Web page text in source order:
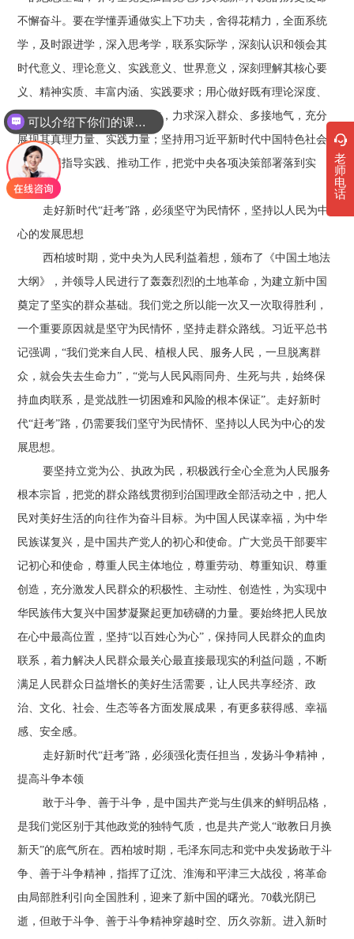
不懈奋斗。要在学懂弄通做实上下功夫，舍得花精力，全面系统
学，及时跟进学，深入思考学，联系实际学，深刻认识和领会其
时代意义、理论意义、实践意义、世界意义，深刻理解其核心要
义、精神实质、丰富内涵、实践要求；用心做好既有理论深度、
又有情感温度的宣传阐释工作，力求深入群众、多接地气，充分
展现其真理力量、实践力量；坚持用习近平新时代中国特色社会
主义思想指导实践、推动工作，把党中央各项决策部署落到实
处。
走好新时代“赶考”路，必须坚守为民情怀，坚持以人民为中
心的发展思想
西柏坡时期，党中央为人民利益着想，颁布了《中国土地法
大纲》，并领导人民进行了轰轰烈烈的土地革命，为建立新中国
奠定了坚实的群众基础。我们党之所以能一次又一次取得胜利，
一个重要原因就是坚守为民情怀，坚持走群众路线。习近平总书
记强调，“我们党来自人民、植根人民、服务人民，一旦脱离群
众，就会失去生命力”，“党与人民风雨同舟、生死与共，始终保
持血肉联系，是党战胜一切困难和风险的根本保证”。走好新时
代“赶考”路，仍需要我们坚守为民情怀、坚持以人民为中心的发
展思想。
要坚持立党为公、执政为民，积极践行全心全意为人民服务
根本宗旨，把党的群众路线贯彻到治国理政全部活动之中，把人
民对美好生活的向往作为奋斗目标。为中国人民谋幸福，为中华
民族谋复兴，是中国共产党人的初心和使命。广大党员干部要牢
记初心和使命，尊重人民主体地位，尊重劳动、尊重知识、尊重
创造，充分激发人民群众的积极性、主动性、创造性，为实现中
华民族伟大复兴中国梦凝聚起更加磅礴的力量。要始终把人民放
在心中最高位置，坚持“以百姓心为心”，保持同人民群众的血肉
联系，着力解决人民群众最关心最直接最现实的利益问题，不断
满足人民群众日益增长的美好生活需要，让人民共享经济、政
治、文化、社会、生态等各方面发展成果，有更多获得感、幸福
感、安全感。
走好新时代“赶考”路，必须强化责任担当，发扬斗争精神，
提高斗争本领
敢于斗争、善于斗争，是中国共产党与生俱来的鲜明品格，
是我们党区别于其他政党的独特气质，也是共产党人“敢教日月换
新天”的底气所在。西柏坡时期，毛泽东同志和党中央发扬敢于斗
争、善于斗争精神，指挥了辽沈、淮海和平津三大战役，将革命
由局部胜利引向全国胜利，迎来了新中国的曙光。70载光阴已
逝，但敢于斗争、善于斗争精神穿越时空、历久弥新。进入新时
老
师
电
话
可以介绍下你们的课程吗？
你们是怎么收费的呢